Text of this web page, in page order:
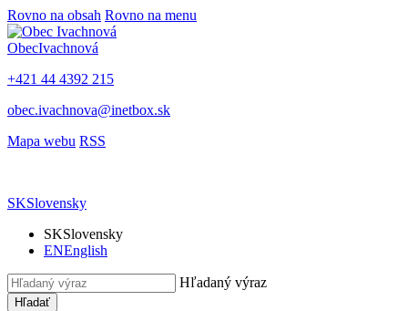
Rovno na obsah Rovno na menu
ObecIvachnová
+421 44 4392 215
obec.ivachnova@inetbox.sk
Mapa webu RSS
SKSlovensky
SKSlovensky
ENEnglish
Hľadaný výraz
Hľadať